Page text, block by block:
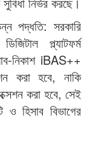
পদ্ধতি: সরকারি
প্ল্যাটফর্ম
নিকাশ iBAS++
করা হবে, নাকি
করা হবে, সেই
হিসাব বিভাগের